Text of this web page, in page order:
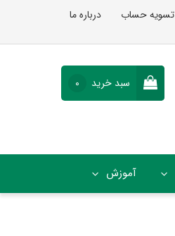
تسویه حساب درباره ما
سبد خرید 0
آموزش